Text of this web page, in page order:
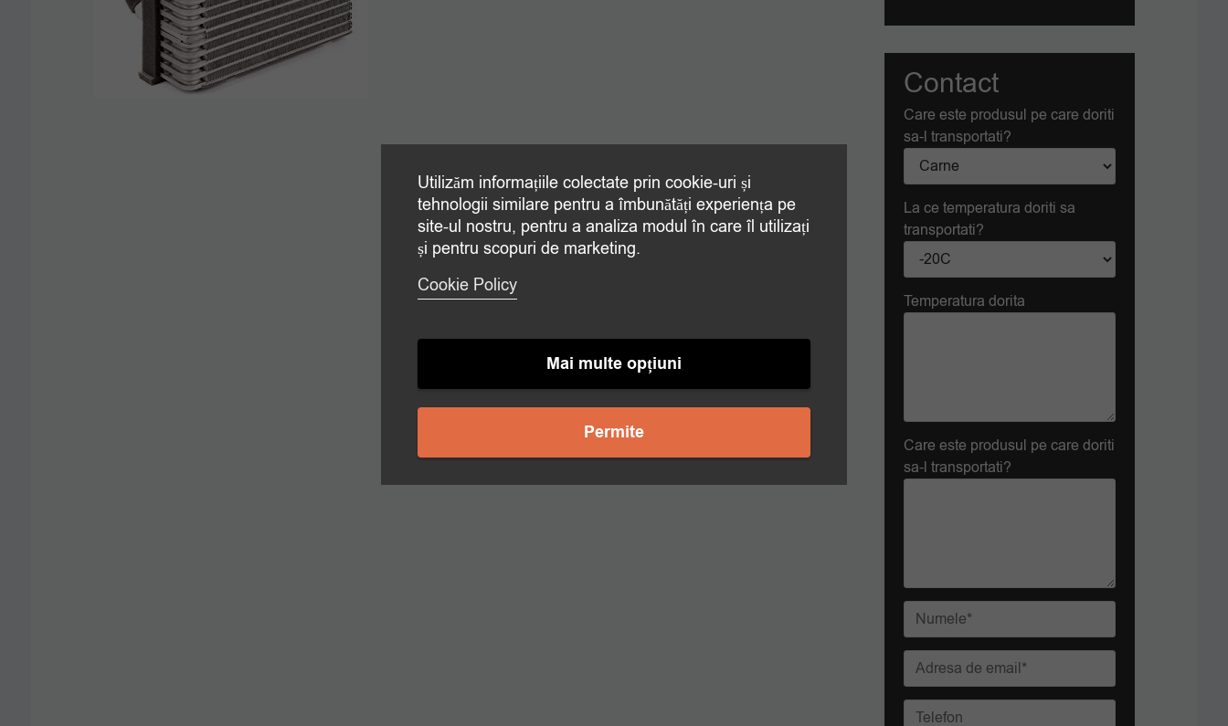
Contact
Care este produsul pe care doriti
sa-l transportati?
La ce temperatura doriti sa
transportati?
Temperatura dorita
Care este produsul pe care doriti
sa-l transportati?
Utilizăm informațiile colectate prin cookie-uri și
tehnologii similare pentru a îmbunătăți experiența pe
site-ul nostru, pentru a analiza modul în care îl utilizați
și pentru scopuri de marketing.
Cookie Policy
Mai multe opțiuni
Permite